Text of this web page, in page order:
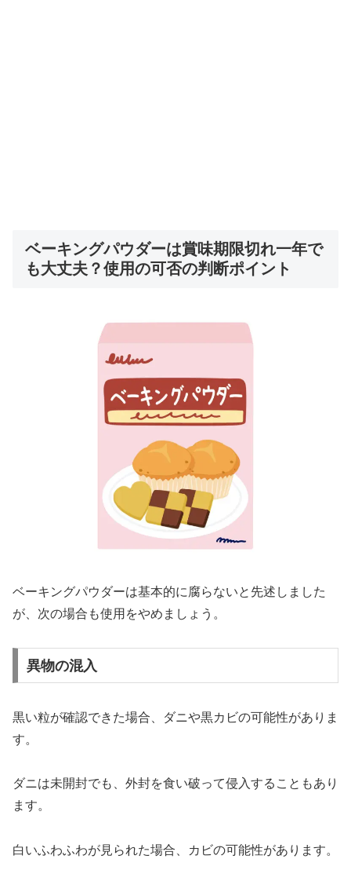
ベーキングパウダーは賞味期限切れ一年で
も大丈夫？使用の可否の判断ポイント
ベーキングパウダーは基本的に腐らないと先述しました
が、次の場合も使用をやめましょう。
異物の混入
黒い粒が確認できた場合、ダニや黒カビの可能性がありま
す。
ダニは未開封でも、外封を食い破って侵入することもあり
ます。
白いふわふわが見られた場合、カビの可能性があります。